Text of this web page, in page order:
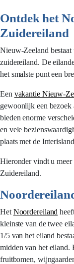
Ontdek het
Zuidereiland
Nieuw-Zeeland
zuidereiland. De
het smalste punt een
Een vakantie Nieuw-
gewoonlijk een bezoek
bieden enorme
en vele
plaats met de
Hieronder vindt u
Zuidereiland.
Het Noordereiland
kleinste van de twee
1/5 van het eiland
midden van het eiland.
fruitbomen,